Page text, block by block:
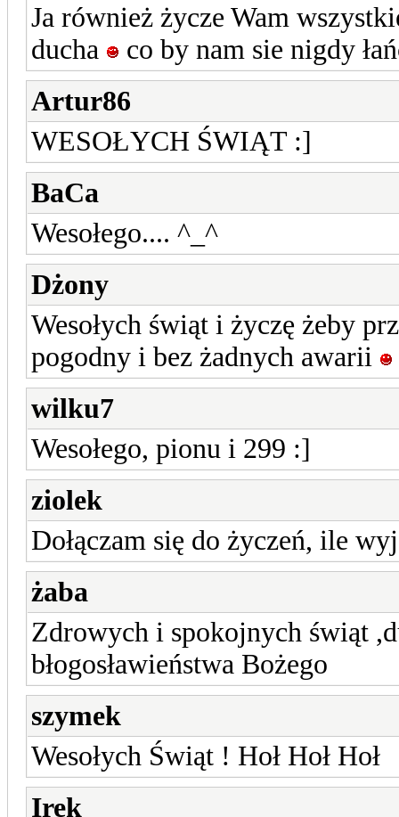
Ja również życze Wam
ducha
co by nam sie nigdy
Artur86
WESOŁYCH ŚWIĄT :]
BaCa
Wesołego.... ^_^
Dżony
Wesołych świąt i życzę żeby
pogodny i bez żadnych awarii
wilku7
Wesołego, pionu i 299 :]
ziolek
Dołączam się do życzeń, ile
żaba
Zdrowych i spokojnych świąt
błogosławieństwa Bożego
szymek
Wesołych Świąt ! Hoł Hoł Hoł
Irek